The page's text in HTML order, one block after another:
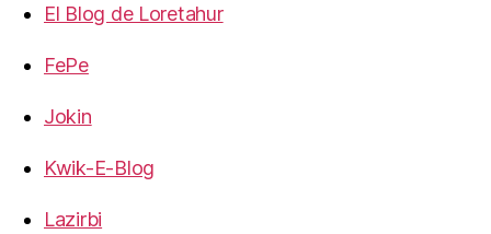
El Blog de Loretahur
FePe
Jokin
Kwik-E-Blog
Lazirbi